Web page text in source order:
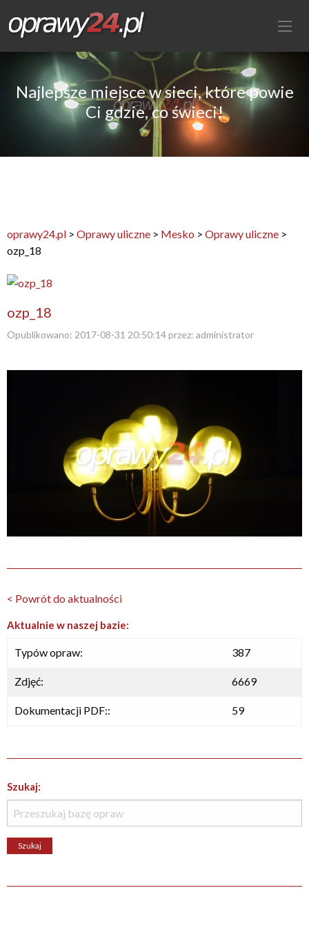
Najlepsze miejsce w sieci, które powie
Ci gdzie, co świeci!
oprawy24.pl > Oprawy uliczne > Mesko > Oprawy uliczne >
ozp_18
ozp_18
Opublikowano: 2017-08-31 20:50:14przez: administrator
< Powrót do aktualności
Aktualnie w naszej bazie:
Typów opraw: 387
Zdjęć: 6669
Dokumentacji PDF:: 59
Szukaj: